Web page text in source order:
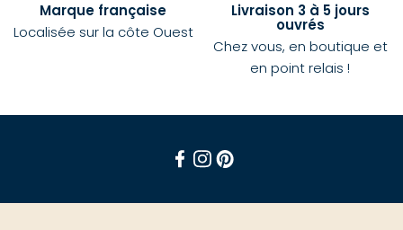
Marque française
Localisée sur la côte Ouest
Livraison 3 à 5 jours
ouvrés
Chez vous, en boutique et
en point relais !